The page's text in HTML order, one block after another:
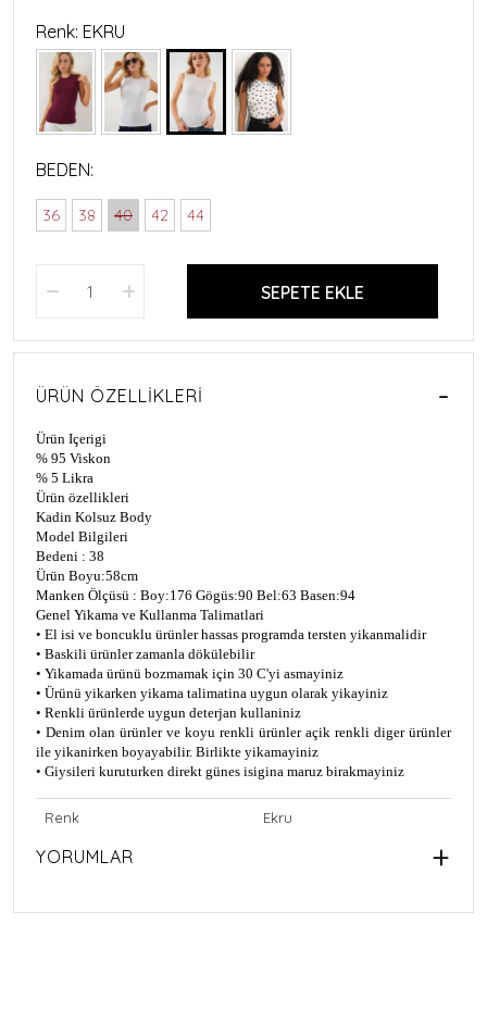
Renk: EKRU
BEDEN:
36 38 40 42 44
SEPETE EKLE
ÜRÜN ÖZELLIKLERI
Ürün Içerigi
% 95 Viskon
% 5 Likra
Ürün özellikleri
Kadin Kolsuz Body
Model Bilgileri
Bedeni : 38
Ürün Boyu:58cm
Manken Ölçüsü : Boy:176 Gögüs:90 Bel:63 Basen:94
Genel Yikama ve Kullanma Talimatlari
• El isi ve boncuklu ürünler hassas programda tersten yikanmalidir
• Baskili ürünler zamanla dökülebilir
• Yikamada ürünü bozmamak için 30 C'yi asmayiniz
• Ürünü yikarken yikama talimatina uygun olarak yikayiniz
• Renkli ürünlerde uygun deterjan kullaniniz
• Denim olan ürünler ve koyu renkli ürünler açik renkli diger ürünler
ile yikanirken boyayabilir. Birlikte yikamayiniz
• Giysileri kuruturken direkt günes isigina maruz birakmayiniz
Renk Ekru
YORUMLAR